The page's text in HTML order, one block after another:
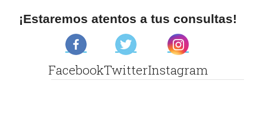
¡Estaremos atentos a tus consultas!
FacebookTwitterInstagram